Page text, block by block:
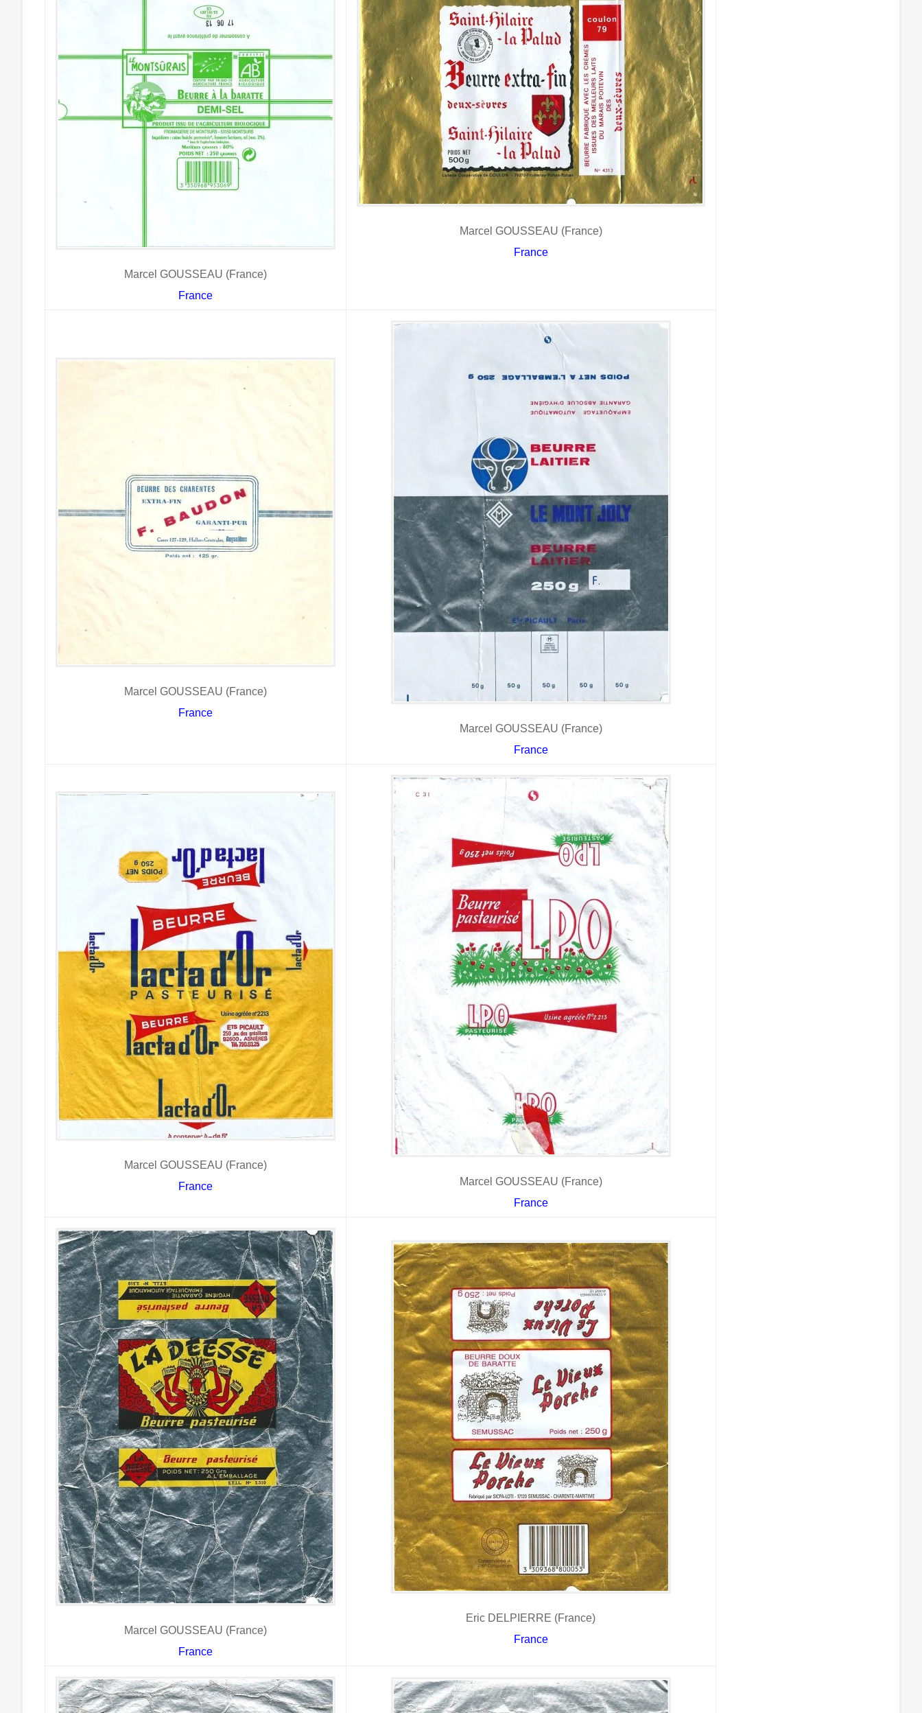
Marcel GOUSSEAU (France)
France
Marcel GOUSSEAU (France)
France
Marcel GOUSSEAU (France)
France
Marcel GOUSSEAU (France)
France
Marcel GOUSSEAU (France)
France
Marcel GOUSSEAU (France)
France
Marcel GOUSSEAU (France)
France
Eric DELPIERRE (France)
France